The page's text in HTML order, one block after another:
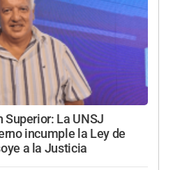
Superior: La UNSJ
incumple la Ley de
a la Justicia